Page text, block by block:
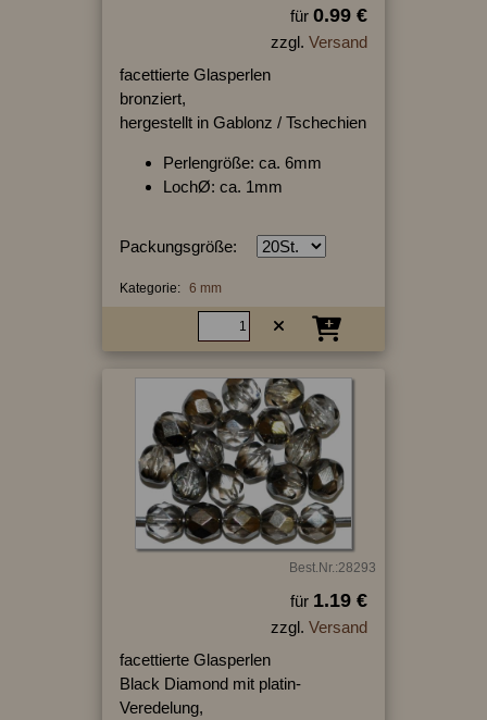
für 0.99 €
zzgl. Versand
facettierte Glasperlen
bronziert,
hergestellt in Gablonz / Tschechien
Perlengröße: ca. 6mm
LochØ: ca. 1mm
Packungsgröße:
Kategorie: 6 mm
Best.Nr.:28293
für 1.19 €
zzgl. Versand
facettierte Glasperlen
Black Diamond mit platin-
Veredelung,